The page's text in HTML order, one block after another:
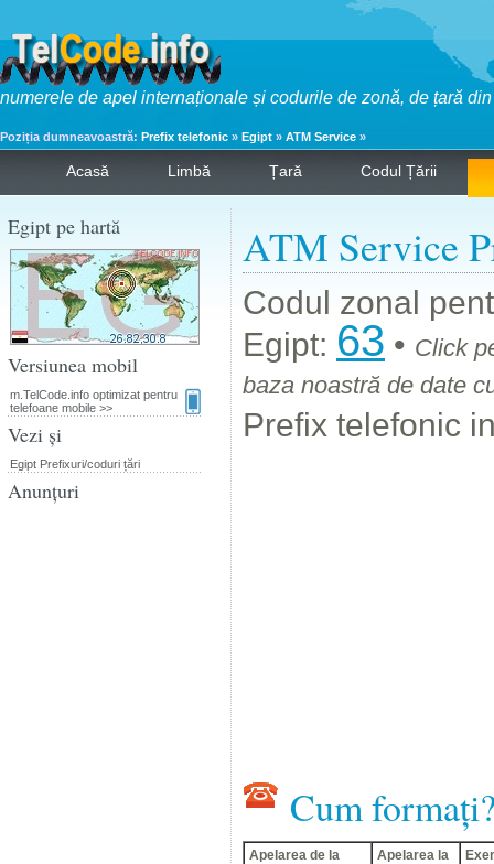
numerele de apel internaționale și codurile de zonă, de țară
Poziția dumneavoastră: Prefix telefonic » Egipt » ATM Service »
Acasă Limbă Țară Codul Țării
ATM Service
Codul zonal
Egipt: 63 • Click
baza noastră de date
Prefix telefonic
Cum
Apelarea de la Apelarea la
Egipt pe hartă
Versiunea mobil
m.TelCode.info optimizat pentru
telefoane mobile >>
Vezi și
Egipt Prefixuri/coduri țări
Anunțuri